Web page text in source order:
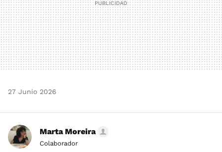
27 Junio 2026
Marta Moreira
Colaborador